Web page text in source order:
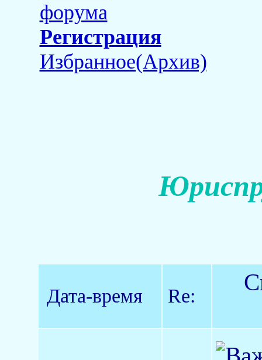
форума
Регистрация
Избранное(Архив)
Дата-время Re: